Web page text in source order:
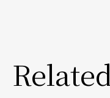
律賓語中，字根
ayanihan”泛指所